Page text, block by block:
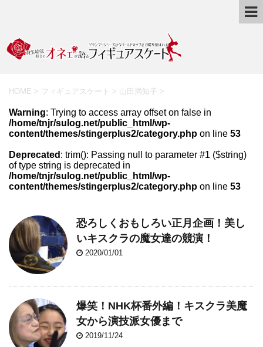
HOME > フィギュアスケート > 山田満知子 >
Warning: Trying to access array offset on false in
/home/tnjr/sulog.net/public_html/wp-
content/themes/stingerplus2/category.php on line 53
Deprecated : trim(): Passing null to parameter #1 ($string)
of type string is deprecated in
/home/tnjr/sulog.net/public_html/wp-
content/themes/stingerplus2/category.php on line 53
恐ろしくおもしろい正月企画！美し
いキスクラの魔女達の競演！
2020/01/01
爆笑！NHK杯番外編！キスクラ美魔
女から演技派女優まで
2019/11/24